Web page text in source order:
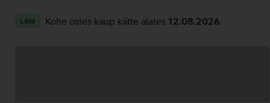
Laos Kohe ostes kaup kätte alates 12.08.2026